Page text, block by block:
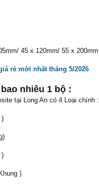
45 x 120mm/ 55 x 200mm
rẻ mới nhất tháng 5/2026
nhiêu 1 bộ :
tại Long An có 4 Loại chính :
)
)
)